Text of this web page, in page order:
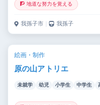
🧗 地道な努力を覚える
我孫子市 ｜ 我孫子
絵画・制作
原の山アトリエ
未就学 幼児 小学生 中学生